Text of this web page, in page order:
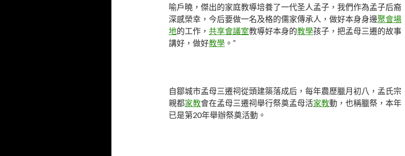
喻戶曉，傑出的家庭教導培養了一代圣人孟子，我們作為孟子后裔
深感榮幸，今后要做一名及格的儒家傳承人，做好本身身邊聚會場
地的工作， 共享會議室教導好本身的教學孩子，把孟母三遷的故事
講好，做好教學 。”
自鄒城市孟母三遷祠從頭建築落成后，每年農歷臘月初八，孟氏宗
親都家教會在孟母三遷祠舉行祭奠孟母活家教動，也稱臘祭，本年
已是第20年舉辦祭奠活動。